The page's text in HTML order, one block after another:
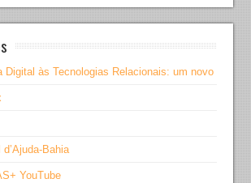
Digital às Tecnologias Relacionais: um novo
Bahia
YouTube